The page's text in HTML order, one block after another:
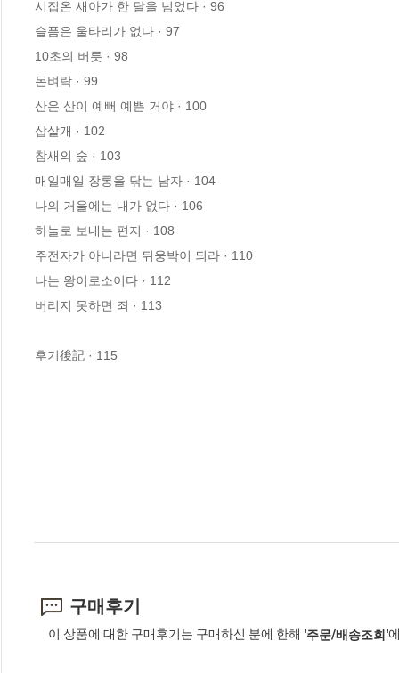
시집온 새아가 한 달을 넘었다 · 96
슬픔은 울타리가 없다 · 97
10초의 버릇 · 98
돈벼락 · 99
산은 산이 예뻐 예쁜 거야 · 100
삽살개 · 102
참새의 숲 · 103
매일매일 장롱을 닦는 남자 · 104
나의 거울에는 내가 없다 · 106
하늘로 보내는 편지 · 108
주전자가 아니라면 뒤웅박이 되라 · 110
나는 왕이로소이다 · 112
버리지 못하면 죄 · 113
후기後記 · 115
구매후기
이 상품에 대한 구매후기는 구매하신 분에 한해 '주문/배송조회'